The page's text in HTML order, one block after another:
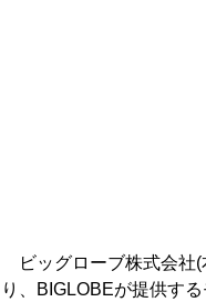
ビッグローブ株式会社(
り、BIGLOBEが提供す